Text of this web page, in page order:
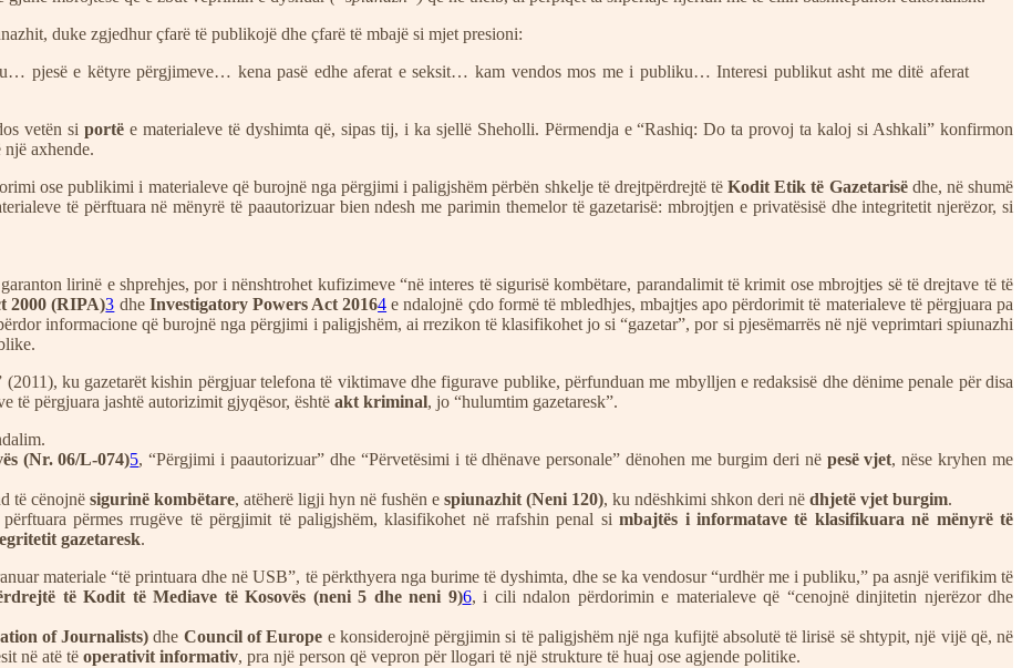
duke zgjedhur çfarë të publikojë dhe çfarë të mbajë si mjet presioni:
pjesë e këtyre përgjimeve… kena pasë edhe aferat e seksit… kam vendos mos me i publiku… Interesi publikut asht me ditë aferat
vetën siportë e materialeve të dyshimta që, sipas tij, i ka sjellë Sheholli. Përmendja e “Rashiq: Do ta provoj ta kaloj si Ashkali” konfirmon
axhende.
ose publikimi i materialeve që burojnë nga përgjimi i paligjshëm përbën shkelje të drejtpërdrejtë tëKodit Etik të Gazetarisëdhe, në shumë
të përftuara në mënyrë të paautorizuar bien ndesh me parimin themelor të gazetarisë: mbrojtjen e privatësisë dhe integritetit njerëzor, si
lirinë e shprehjes, por i nënshtrohet kufizimeve “në interes të sigurisë kombëtare, parandalimit të krimit ose mbrojtjes së të drejtave të të
2000 (RIPA)3 dhe Investigatory Powers Act 20164 e ndalojnë çdo formë të mbledhjes, mbajtjes apo përdorimit të materialeve të përgjuara pa
informacione që burojnë nga përgjimi i paligjshëm, ai rrezikon të klasifikohet jo si “gazetar”, por si pjesëmarrës në një veprimtari spiunazhi
ku gazetarët kishin përgjuar telefona të viktimave dhe figurave publike, përfunduan me mbylljen e redaksisë dhe dënime penale për disa
të përgjuara jashtë autorizimit gjyqësor, është akt kriminal, jo “hulumtim gazetaresk”.
(Nr. 06/L-074)5, “Përgjimi i paautorizuar” dhe “Përvetësimi i të dhënave personale” dënohen me burgim deri në pesë vjet, nëse kryhen me
të cënojnë sigurinë kombëtare, atëherë ligji hyn në fushën e spiunazhit (Neni 120), ku ndëshkimi shkon deri në dhjetë vjet burgim.
përmes rrugëve të përgjimit të paligjshëm, klasifikohet në rrafshin penal simbajtës i informatave të klasifikuara në mënyrë të
gazetaresk.
materiale “të printuara dhe në USB”, të përkthyera nga burime të dyshimta, dhe se ka vendosur “urdhër me i publiku,” pa asnjë verifikim të
të Kodit të Mediave të Kosovës (neni 5 dhe neni 9)6, i cili ndalon përdorimin e materialeve që “cenojnë dinjitetin njerëzor dhe
of Journalists) dhe Council of Europe e konsiderojnë përgjimin si të paligjshëm një nga kufijtë absolutë të lirisë së shtypit, një vijë që, në
në atë të operativit informativ, pra një person që vepron për llogari të një strukture të huaj ose agjende politike.